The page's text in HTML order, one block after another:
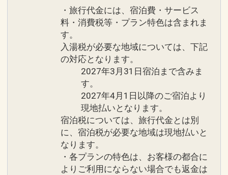
●シギラの雄大な海を望む「シギラビー
チサイドプール」のご利用可能
●女性のお客様は通常アメニティ＋スキ
ンケアセットをご用意
●ランドリールームご利用可能
※ベイサイド棟３・５・７Ｆにございま
●オリオンビール、さんぴん茶、ミネラ
ルウォーター各２本ずつご用意
●朝食をブランチに変更可能
※旅行代金に含まれます。
【４】金婚式、銀婚式
【５】定年退職
【６】還暦、古希、喜寿、傘寿、米寿、
卒寿、白寿
例えば、ハネムーン／挙式のお客様へ
・対象のお客様にオリジナルフォトフレ
ームをご用意
・ご到着時お部屋にホテルオリジナルギ
フトセットをご用意
※詳細はお問い合わせください。
・旅行代金には、宿泊費・サービス
料・消費税等・プラン特色は含まれま
す。
入湯税が必要な地域については、下記
の対応となります。
2027年3月31日宿泊まで含みま
す。
2027年4月1日以降のご宿泊より
現地払いとなります。
宿泊税については、旅行代金とは別
に、宿泊税が必要な地域は現地払いと
なります。
・各プランの特色は、お客様の都合に
よりご利用にならない場合でも返金は